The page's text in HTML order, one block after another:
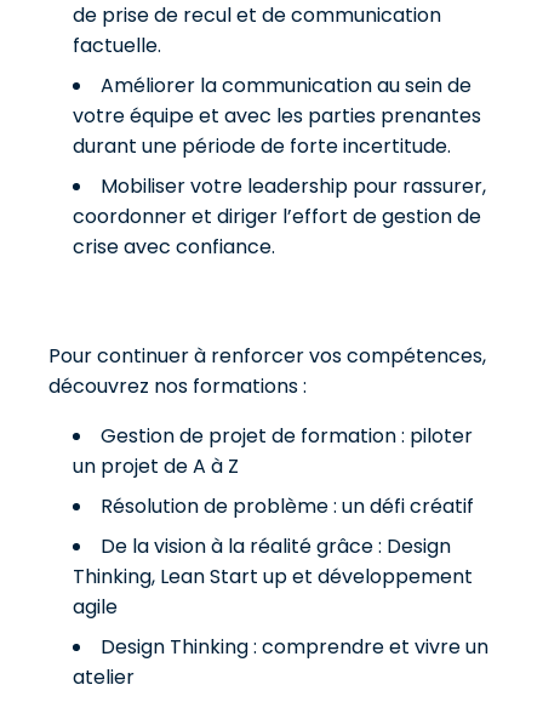
de prise de recul et de communication
factuelle.
Améliorer la communication au sein de
votre équipe et avec les parties prenantes
durant une période de forte incertitude.
Mobiliser votre leadership pour rassurer,
coordonner et diriger l’effort de gestion de
crise avec confiance.
Pour continuer à renforcer vos compétences,
découvrez nos formations :
Gestion de projet de formation : piloter
un projet de A à Z
Résolution de problème : un défi créatif
De la vision à la réalité grâce : Design
Thinking, Lean Start up et développement
agile
Design Thinking : comprendre et vivre un
atelier